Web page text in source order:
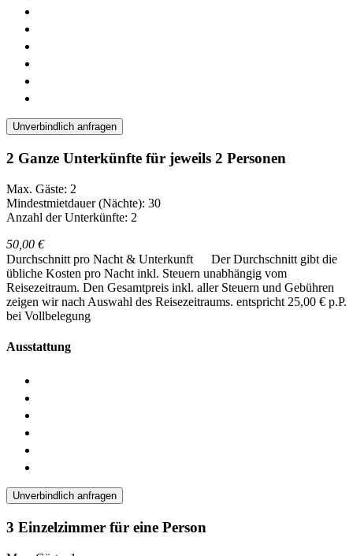
Unverbindlich anfragen
2 Ganze Unterkünfte für jeweils 2 Personen
Max. Gäste: 2
Mindestmietdauer (Nächte): 30
Anzahl der Unterkünfte: 2
50,00 €
Durchschnitt pro Nacht & Unterkunft
Der Durchschnitt gibt die
übliche Kosten pro Nacht inkl. Steuern unabhängig vom
Reisezeitraum. Den Gesamtpreis inkl. aller Steuern und Gebühren
zeigen wir nach Auswahl des Reisezeitraums. entspricht 25,00 € p.P.
bei Vollbelegung
Ausstattung
Unverbindlich anfragen
3 Einzelzimmer für eine Person